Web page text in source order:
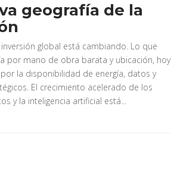
geografía de la
global está cambiando. Lo que
por mano de obra barata y ubicación, hoy
la disponibilidad de energía, datos y
El crecimiento acelerado de los
y la inteligencia artificial está...